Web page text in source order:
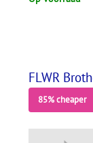
FLWR
85% cheaper